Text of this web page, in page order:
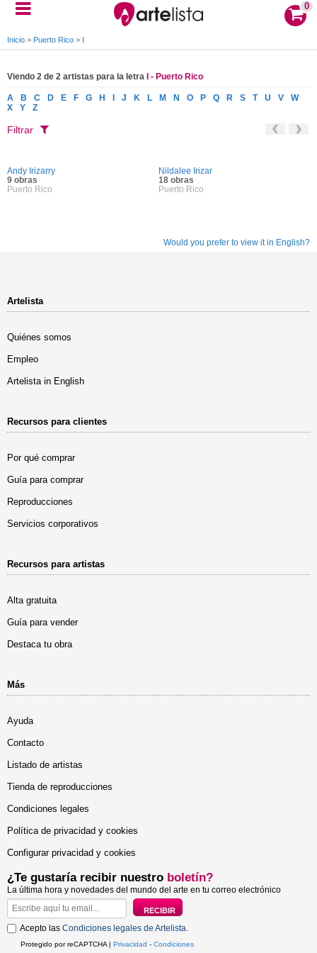
0
Inicio > Puerto Rico > I
Viendo 2 de 2 artistas para la letra I - Puerto Rico
A B C D E F G H J K L M N O P Q R S T U V
W
X
Y Z
Filtrar
Andy Irizarry
9 obras
Puerto Rico
Nildalee Irizar
18 obras
Puerto Rico
Would you prefer to view it in English?
Artelista
Quiénes somos
Empleo
Artelista in English
Recursos para clientes
Por qué comprar
Guía para comprar
Reproducciones
Servicios corporativos
Recursos para artistas
Alta gratuita
Guía para vender
Destaca tu obra
Más
Ayuda
Contacto
Listado de artistas
Tienda de reproducciones
Condiciones legales
Política de privacidad y cookies
Configurar privacidad y cookies
¿Te gustaría recibir nuestro boletín?
La última hora y novedades del mundo del arte en tu correo electrónico
Acepto las Condiciones legales de Artelista.
Protegido por reCAPTCHA | Privacidad - Condiciones